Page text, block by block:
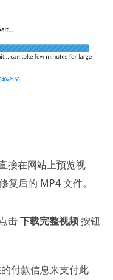
接在网站上预览视
复后的 MP4 文件。
击下载完整视频按钮
付款信息来支付此